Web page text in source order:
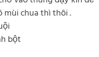
mùi chua thì thôi .
bột